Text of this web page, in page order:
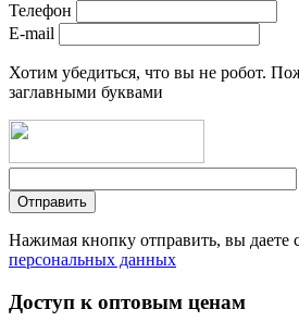
Телефон
E-mail
Хотим убедиться, что вы не робот.
заглавными буквами
Нажимая кнопку отправить, вы даете
персональных данных
Доступ к оптовым ценам